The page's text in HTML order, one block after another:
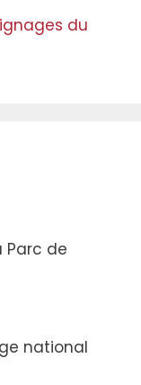
du
Parc de
national